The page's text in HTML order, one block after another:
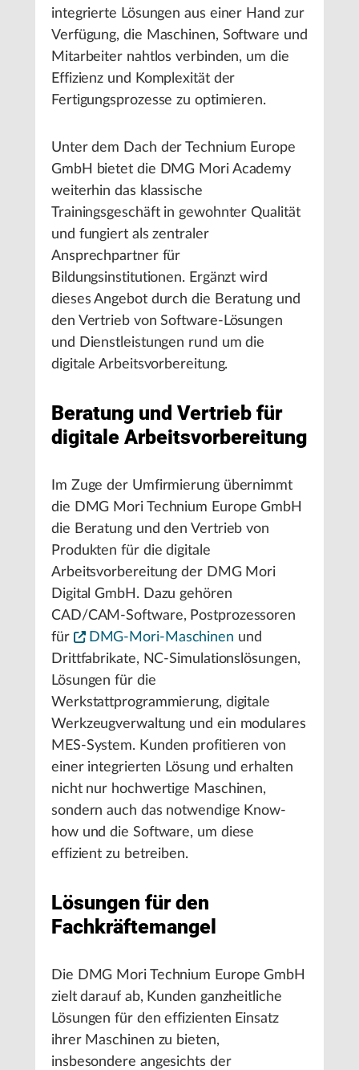
integrierte Lösungen aus einer Hand zur
Verfügung, die Maschinen, Software und
Mitarbeiter nahtlos verbinden, um die
Effizienz und Komplexität der
Fertigungsprozesse zu optimieren.
Unter dem Dach der Technium Europe
GmbH bietet die DMG Mori Academy
weiterhin das klassische
Trainingsgeschäft in gewohnter Qualität
und fungiert als zentraler
Ansprechpartner für
Bildungsinstitutionen. Ergänzt wird
dieses Angebot durch die Beratung und
den Vertrieb von Software-Lösungen
und Dienstleistungen rund um die
digitale Arbeitsvorbereitung.
Beratung und Vertrieb für
digitale Arbeitsvorbereitung
Im Zuge der Umfirmierung übernimmt
die DMG Mori Technium Europe GmbH
die Beratung und den Vertrieb von
Produkten für die digitale
Arbeitsvorbereitung der DMG Mori
Digital GmbH. Dazu gehören
CAD/CAM-Software, Postprozessoren
für
DMG-Mori-Maschinen und
Drittfabrikate, NC-Simulationslösungen,
Lösungen für die
Werkstattprogrammierung, digitale
Werkzeugverwaltung und ein modulares
MES-System. Kunden profitieren von
einer integrierten Lösung und erhalten
nicht nur hochwertige Maschinen,
sondern auch das notwendige Know-
how und die Software, um diese
effizient zu betreiben.
Lösungen für den
Fachkräftemangel
Die DMG Mori Technium Europe GmbH
zielt darauf ab, Kunden ganzheitliche
Lösungen für den effizienten Einsatz
ihrer Maschinen zu bieten,
insbesondere angesichts der